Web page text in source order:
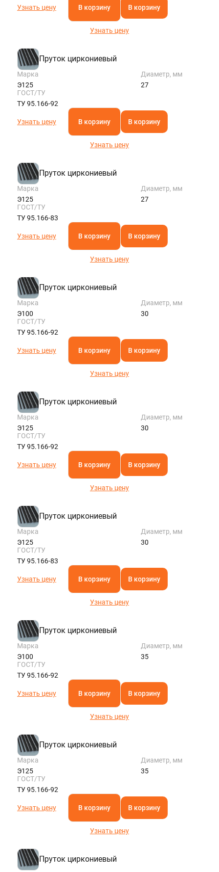
Узнать цену В корзину В корзину
Узнать цену
Пруток циркониевый
Марка
Э125
Диаметр, мм
27
ГОСТ/ТУ
ТУ 95.166-92
Узнать цену В корзину В корзину
Узнать цену
Пруток циркониевый
Марка
Э125
Диаметр, мм
27
ГОСТ/ТУ
ТУ 95.166-83
Узнать цену В корзину В корзину
Узнать цену
Пруток циркониевый
Марка
Э100
Диаметр, мм
30
ГОСТ/ТУ
ТУ 95.166-92
Узнать цену В корзину В корзину
Узнать цену
Пруток циркониевый
Марка
Э125
Диаметр, мм
30
ГОСТ/ТУ
ТУ 95.166-92
Узнать цену В корзину В корзину
Узнать цену
Пруток циркониевый
Марка
Э125
Диаметр, мм
30
ГОСТ/ТУ
ТУ 95.166-83
Узнать цену В корзину В корзину
Узнать цену
Пруток циркониевый
Марка
Э100
Диаметр, мм
35
ГОСТ/ТУ
ТУ 95.166-92
Узнать цену В корзину В корзину
Узнать цену
Пруток циркониевый
Марка
Э125
Диаметр, мм
35
ГОСТ/ТУ
ТУ 95.166-92
Узнать цену В корзину В корзину
Узнать цену
Пруток циркониевый